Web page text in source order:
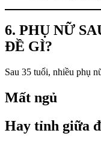
6. PHỤ NỮ
ĐỀ GÌ?
Sau 35 tuổi, nhiều phụ
Mất ngủ
Hay tỉnh giữa